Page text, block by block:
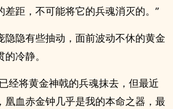
差距，不可能将它的兵魂消灭的。”
隐隐有些抽动，面前波动不休的黄金
冷静。
经将黄金神戟的兵魂抹去，但最近
凰血赤金钟几乎是我的本命之器，最